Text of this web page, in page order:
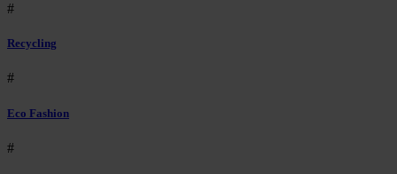
#
Recycling
#
Eco Fashion
#